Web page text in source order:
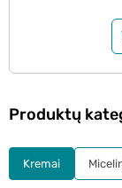
Produktų
Kremai